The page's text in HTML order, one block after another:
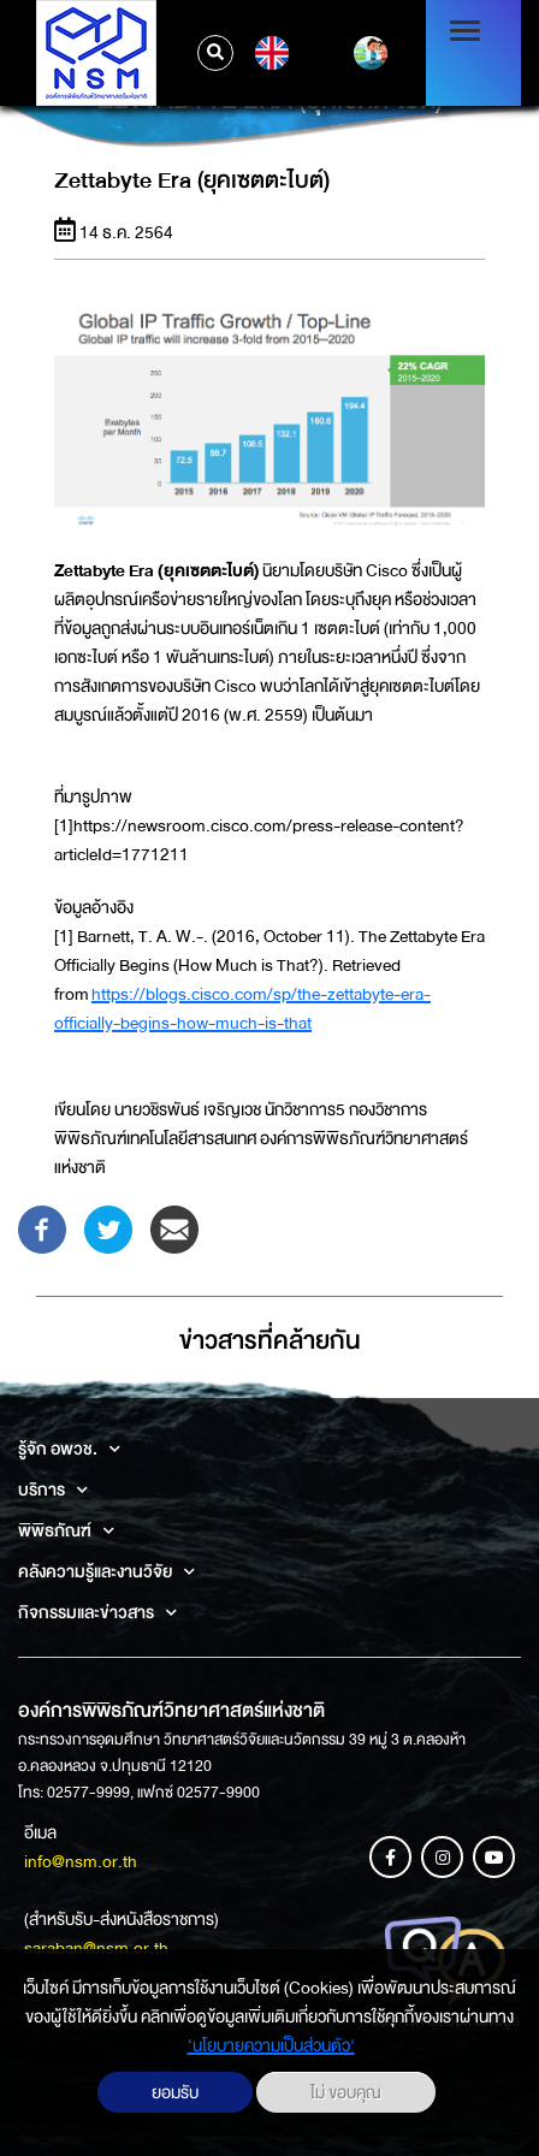
ZETTABYTE ERA (ยุคเซตตะไบต์)
Zettabyte Era (ยุคเซตตะไบต์)
14 ธ.ค. 2564
Zettabyte Era (ยุคเซตตะไบต์)นิยามโดยบริษัท Cisco ซึ่งเป็นผู้
ผลิตอุปกรณ์เครือข่ายรายใหญ่ของโลก โดยระบุถึงยุค หรือช่วงเวลา
ที่ข้อมูลถูกส่งผ่านระบบอินเทอร์เน็ตเกิน 1 เซตตะไบต์ (เท่ากับ 1,000
เอกซะไบต์ หรือ 1 พันล้านเทระไบต์) ภายในระยะเวลาหนึ่งปี ซึ่งจาก
การสังเกตการของบริษัท Cisco พบว่าโลกได้เข้าสู่ยุคเซตตะไบต์โดย
สมบูรณ์แล้วตั้งแต่ปี 2016 (พ.ศ. 2559) เป็นต้นมา
ที่มารูปภาพ
[1]https://newsroom.cisco.com/press-release-content?
articleId=1771211
ข้อมูลอ้างอิง
[1] Barnett, T. A. W.-. (2016, October 11). The Zettabyte Era
Officially Begins (How Much is That?). Retrieved
fromhttps://blogs.cisco.com/sp/the-zettabyte-era-
officially-begins-how-much-is-that
เขียนโดย นายวชิรพันธ์ เจริญเวช นักวิชาการ5 กองวิชาการ
พิพิธภัณฑ์เทคโนโลยีสารสนเทศ องค์การพิพิธภัณฑ์วิทยาศาสตร์
แห่งชาติ
ข่าวสารที่่คล้ายกัน
รู้จัก อพวช.
บริการ
พิพิธภัณฑ์
คลังความรู้และงานวิจัย
กิจกรรมและข่าวสาร
องค์การพิพิธภัณฑ์วิทยาศาสตร์แห่งชาติ
กระทรวงการอุดมศึกษา วิทยาศาสตร์วิจัยและนวัตกรรม 39 หมู่ 3 ต.คลองห้า
อ.คลองหลวง จ.ปทุมธานี 12120
โทร: 02577-9999, แฟกซ์ 02577-9900
อีเมล
info@nsm.or.th
(สำหรับรับ-ส่งหนังสือราชการ)
saraban@nsm.or.th
ช่องทางการสอบถามข้อมูล
เว็บไซค์ มีการเก็บข้อมูลการใช้งานเว็บไซต์ (Cookies) เพื่อพัฒนาประสบการณ์
ของผู้ใช้ให้ดียิ่งขึ้น คลิกเพื่อดูข้อมูลเพิ่มเติมเกี่ยวกับการใช้คุกกี้ของเราผ่านทาง
‘นโยบายความเป็นส่วนตัว'
ยอมรับ
ไม่ ขอบคุณ